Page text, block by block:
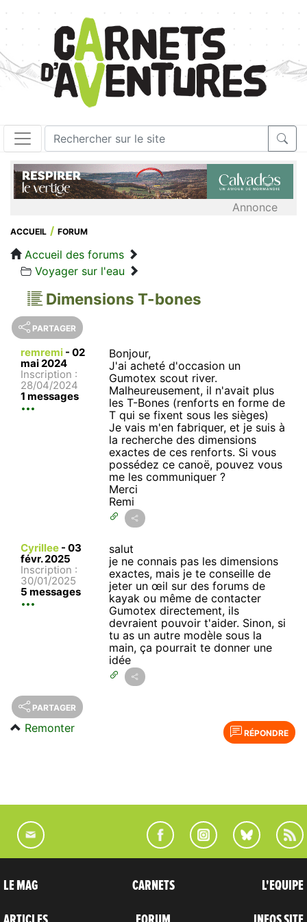
Annonce
ACCUEIL FORUM
Accueil des forums
Voyager sur l'eau
Dimensions T-bones
PARTAGER
remremi - 02
mai 2024
Inscription :
28/04/2024
1 messages
Bonjour,
J'ai acheté d'occasion un
Gumotex scout river.
Malheureusement, il n'avait plus
les T-Bones (renforts en forme de
T qui se fixent sous les sièges)
Je vais m'en fabriquer, et je suis à
la recherche des dimensions
exactes de ces renforts. Si vous
possédez ce canoë, pouvez vous
me les communiquer ?
Merci
Remi
Cyrillee - 03
févr. 2025
Inscription :
30/01/2025
5 messages
salut
je ne connais pas les dimensions
exactes, mais je te conseille de
jeter un œil sur des forums de
kayak ou même de contacter
Gumotex directement, ils
devraient pouvoir t'aider. Sinon, si
tu as un autre modèle sous la
main, ça pourrait te donner une
idée
PARTAGER
RÉPONDRE
Remonter
LE MAG CARNETS L'EQUIPE